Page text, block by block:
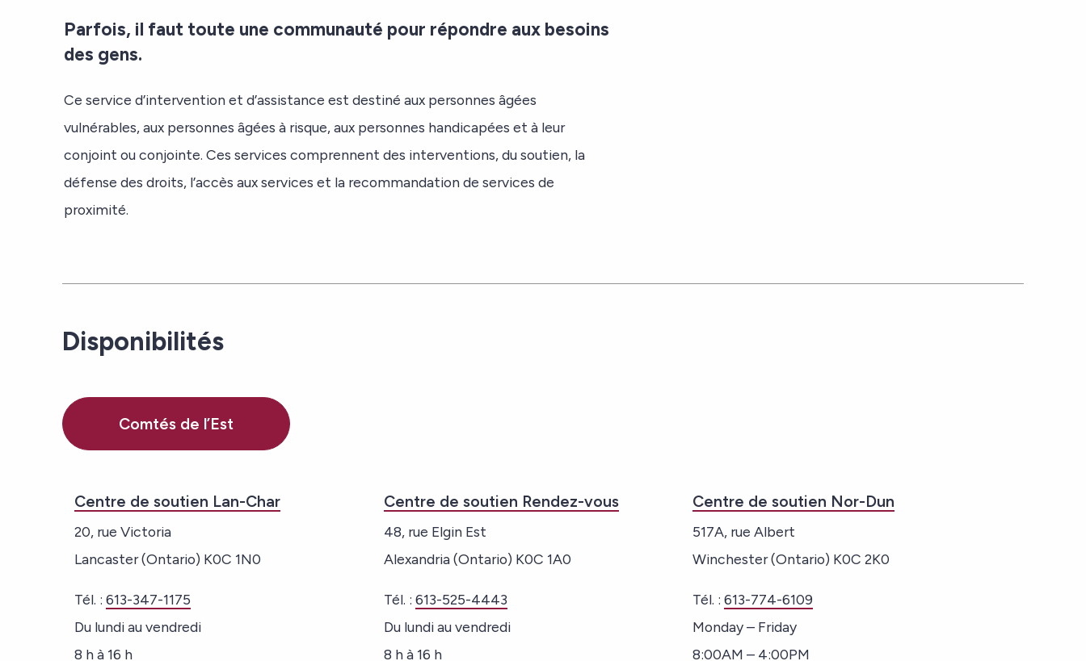
Parfois, il faut toute une communauté pour répondre aux besoins
des gens.
Ce service d’intervention et d’assistance est destiné aux personnes âgées
vulnérables, aux personnes âgées à risque, aux personnes handicapées et à leur
conjoint ou conjointe. Ces services comprennent des interventions, du soutien, la
défense des droits, l’accès aux services et la recommandation de services de
proximité.
Disponibilités
Comtés de l’Est
Centre de soutien Lan-Char
20, rue Victoria
Lancaster (Ontario) K0C 1N0
Tél. :613-347-1175
Du lundi au vendredi
8 h à 16 h
Centre de soutien Rendez-vous
48, rue Elgin Est
Alexandria (Ontario) K0C 1A0
Tél. : 613-525-4443
Du lundi au vendredi
8 h à 16 h
Centre de soutien Nor-Dun
517A, rue Albert
Winchester (Ontario) K0C 2K0
Tél. :613-774-6109
Monday – Friday
8:00AM – 4:00PM